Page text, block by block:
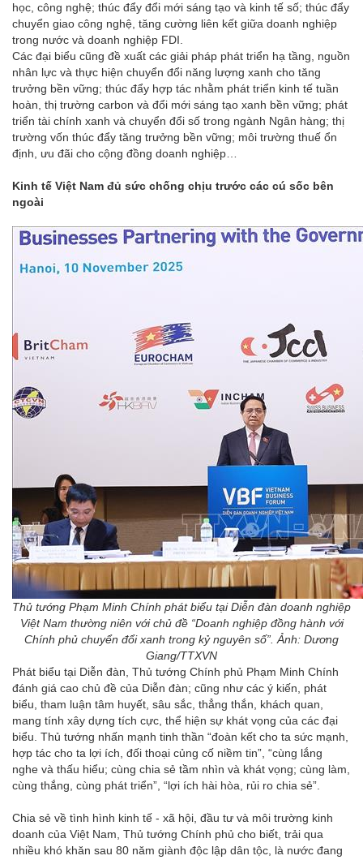
học, công nghệ; thúc đẩy đổi mới sáng tạo và kinh tế số; thúc đẩy
chuyển giao công nghệ, tăng cường liên kết giữa doanh nghiệp
trong nước và doanh nghiệp FDI.
Các đại biểu cũng đề xuất các giải pháp phát triển hạ tầng, nguồn
nhân lực và thực hiện chuyển đổi năng lượng xanh cho tăng
trưởng bền vững; thúc đẩy hợp tác nhằm phát triển kinh tế tuần
hoàn, thị trường carbon và đổi mới sáng tạo xanh bền vững; phát
triển tài chính xanh và chuyển đổi số trong ngành Ngân hàng; thị
trường vốn thúc đẩy tăng trưởng bền vững; môi trường thuế ổn
định, ưu đãi cho cộng đồng doanh nghiệp…
Kinh tế Việt Nam đủ sức chống chịu trước các cú sốc bên
ngoài
Thủ tướng Phạm Minh Chính phát biểu tại Diễn đàn doanh nghiệp
Việt Nam thường niên với chủ đề “Doanh nghiệp đồng hành với
Chính phủ chuyển đổi xanh trong kỷ nguyên số”. Ảnh: Dương
Giang/TTXVN
Phát biểu tại Diễn đàn, Thủ tướng Chính phủ Phạm Minh Chính
đánh giá cao chủ đề của Diễn đàn; cũng như các ý kiến, phát
biểu, tham luận tâm huyết, sâu sắc, thẳng thắn, khách quan,
mang tính xây dựng tích cực, thể hiện sự khát vọng của các đại
biểu. Thủ tướng nhấn mạnh tinh thần “đoàn kết cho ta sức mạnh,
hợp tác cho ta lợi ích, đối thoại củng cố niềm tin”, “cùng lắng
nghe và thấu hiểu; cùng chia sẻ tầm nhìn và khát vọng; cùng làm,
cùng thắng, cùng phát triển”, “lợi ích hài hòa, rủi ro chia sẻ”.
Chia sẻ về tình hình kinh tế - xã hội, đầu tư và môi trường kinh
doanh của Việt Nam, Thủ tướng Chính phủ cho biết, trải qua
nhiều khó khăn sau 80 năm giành độc lập dân tộc, là nước đang